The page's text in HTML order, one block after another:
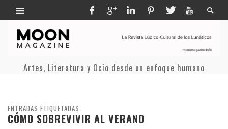
Artes, Literatura y Ocio desde un enfoque humano
ENTRADAS ETIQUETADAS
CÓMO SOBREVIVIR AL VERANO